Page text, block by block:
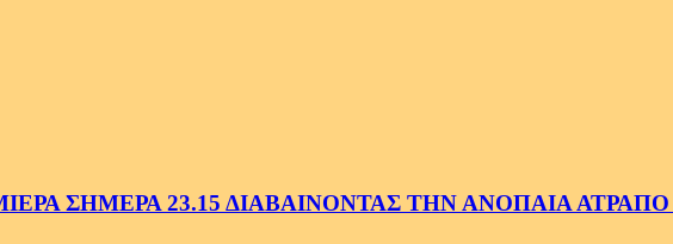
ΣΗΜΕΡΑ 23.15 ΔΙΑΒΑΙΝΟΝΤΑΣ ΤΗΝ ΑΝΟΠΑΙΑ ΑΤΡΑΠΟ